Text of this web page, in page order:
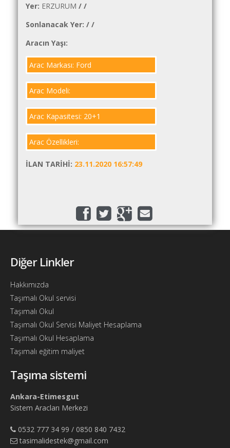
Arayanlar
Arac
arayanlar
Soför
arayanlar
Aracına
arayanlar
Bul
Hakkımızda
İletişim
Yer: ERZURUM / /
Sonlanacak Yer: / /
Aracın Yaşı:
Arac Markası: Ford
Arac Modeli:
Arac Kapasitesi: 20+1
Arac Özellikleri:
İLAN TARIHI: 23.11.2020 16:57:49
Diğer Linkler
Hakkımızda
Taşımalı Okul servisi
Taşımalı Okul
Taşımalı Okul Servisi Maliyet Hesaplama
Taşımalı Okul Hesaplama
Taşımalı eğitim maliyet
Taşıma sistemi
Ankara-Etimesgut
Sistem Aracları Merkezi
0532 777 34 99 / 0850 840 7432
tasimalidestek@gmail.com